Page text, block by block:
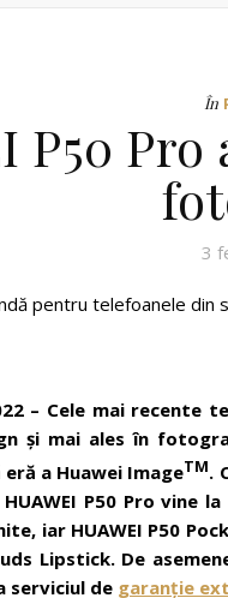
În
P50
3
pentru telefoanele din
– Cele mai recente
și mai ales în
a Huawei ImageTM.
HUAWEI P50 Pro vine
iar HUAWEI P50
Lipstick. De
serviciul de garanție